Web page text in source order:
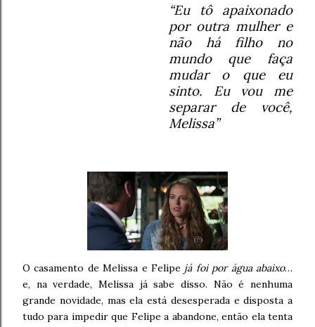
“Eu tô apaixonado
por outra mulher e
não há filho no
mundo que faça
mudar o que eu
sinto. Eu vou me
separar de você,
Melissa”
O casamento de Melissa e Felipe já foi por água abaixo…
e, na verdade, Melissa já sabe disso. Não é nenhuma
grande novidade, mas ela está desesperada e disposta a
tudo para impedir que Felipe a abandone, então ela tenta